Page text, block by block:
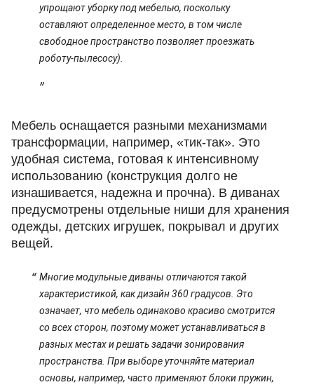
упрощают уборку под мебелью, поскольку
оставляют определенное место, в том числе
свободное пространство позволяет проезжать
роботу-пылесосу).
Мебель оснащается разными механизмами
трансформации, например, «тик-так». Это
удобная система, готовая к интенсивному
использованию (конструкция долго не
изнашивается, надежна и прочна). В диванах
предусмотрены отдельные ниши для хранения
одежды, детских игрушек, покрывал и других
вещей.
Многие модульные диваны отличаются такой
характеристикой, как дизайн 360 градусов. Это
означает, что мебель одинаково красиво смотрится
со всех сторон, поэтому может устанавливаться в
разных местах и решать задачи зонирования
пространства. При выборе уточняйте материал
основы, например, часто применяют блоки пружин,